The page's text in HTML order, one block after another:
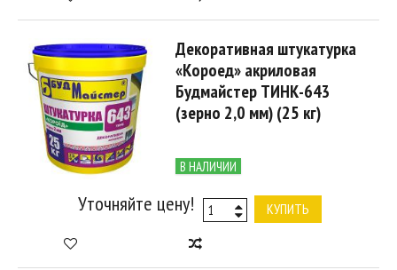
Декоративная штукатурка
«Короед» акриловая
Будмайстер ТИНК-643
(зерно 2,0 мм) (25 кг)
В НАЛИЧИИ
Уточняйте цену! КУПИТЬ